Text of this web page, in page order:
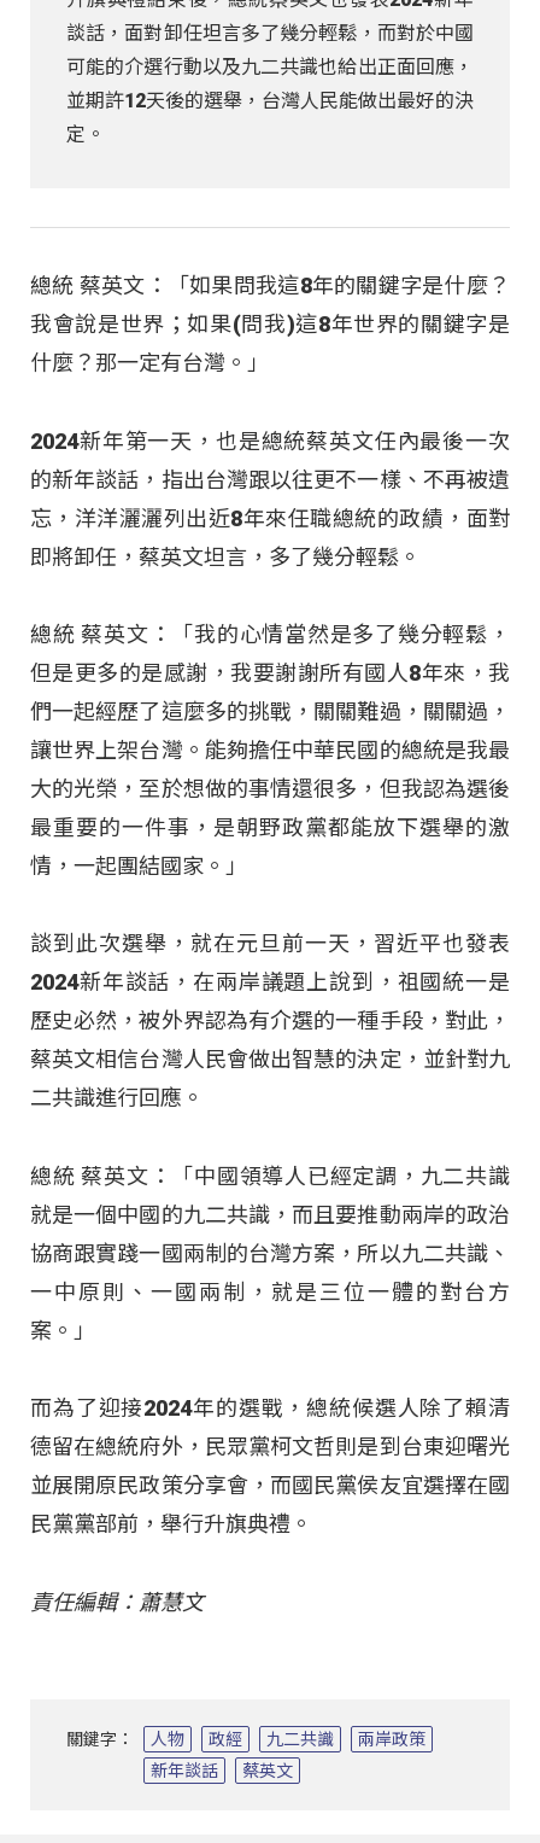
談話，面對卸任坦言多了幾分輕鬆，而對於中國
可能的介選行動以及九二共識也給出正面回應，
並期許12天後的選舉，台灣人民能做出最好的決
定。
總統 蔡英文：「如果問我這8年的關鍵字是什麼？
我會說是世界；如果(問我)這8年世界的關鍵字是
什麼？那一定有台灣。」
2024新年第一天，也是總統蔡英文任內最後一次
的新年談話，指出台灣跟以往更不一樣、不再被遺
忘，洋洋灑灑列出近8年來任職總統的政績，面對
即將卸任，蔡英文坦言，多了幾分輕鬆。
總統 蔡英文：「我的心情當然是多了幾分輕鬆，
但是更多的是感謝，我要謝謝所有國人8年來，我
們一起經歷了這麼多的挑戰，關關難過，關關過，
讓世界上架台灣。能夠擔任中華民國的總統是我最
大的光榮，至於想做的事情還很多，但我認為選後
最重要的一件事，是朝野政黨都能放下選舉的激
情，一起團結國家。」
談到此次選舉，就在元旦前一天，習近平也發表
2024新年談話，在兩岸議題上說到，祖國統一是
歷史必然，被外界認為有介選的一種手段，對此，
蔡英文相信台灣人民會做出智慧的決定，並針對九
二共識進行回應。
總統 蔡英文：「中國領導人已經定調，九二共識
就是一個中國的九二共識，而且要推動兩岸的政治
協商跟實踐一國兩制的台灣方案，所以九二共識、
一中原則、一國兩制，就是三位一體的對台方
案。」
而為了迎接2024年的選戰，總統候選人除了賴清
德留在總統府外，民眾黨柯文哲則是到台東迎曙光
並展開原民政策分享會，而國民黨侯友宜選擇在國
民黨黨部前，舉行升旗典禮。
責任編輯：蕭慧文
關鍵字： 人物 政經 九二共識
兩岸政策
新年談話
蔡英文